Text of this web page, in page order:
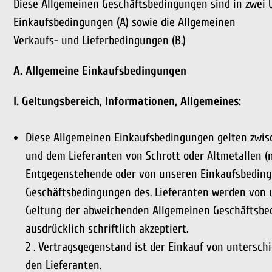
Diese Allgemeinen Geschäftsbedingungen sind in
Einkaufsbedingungen (A) sowie die Allgemeinen
Verkaufs- und Lieferbedingungen (B.)
A. Allgemeine Einkaufsbedingungen
I. Geltungsbereich, Informationen, Allgemeines:
Diese Allgemeinen Einkaufsbedingungen gelten
und dem Lieferanten von Schrott oder Altmetallen
Entgegenstehende oder von unseren
Geschäftsbedingungen des. Lieferanten werden
Geltung der abweichenden Allgemeinen
ausdrücklich schriftlich akzeptiert.
2 . Vertragsgegenstand ist der Einkauf von
den Lieferanten.